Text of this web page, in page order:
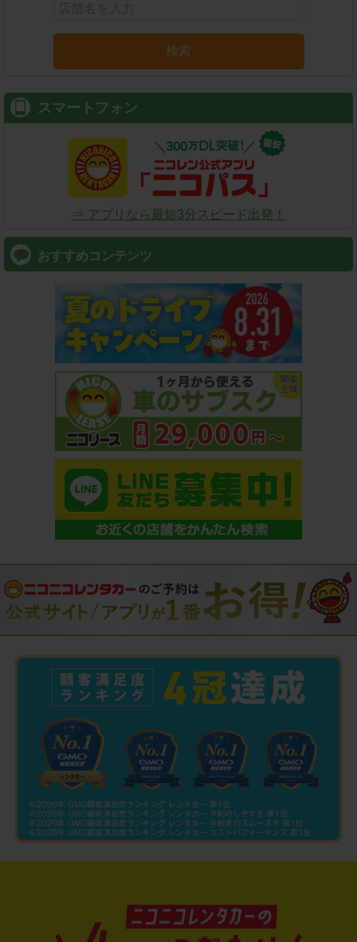
検索
スマートフォン
⇒ アプリなら最短3分スピード出発！
おすすめコンテンツ